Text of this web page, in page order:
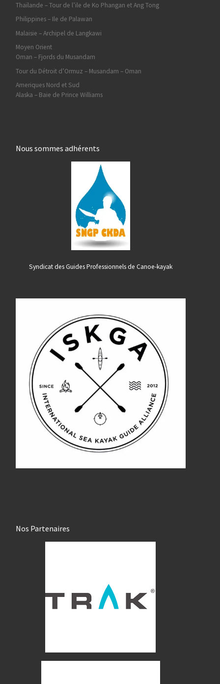
Thaïlande – Tour de l’ile de Ko Phangan et Ang Tong
Philippines – Ile de Palawan
Malaisie – Archipel de Langkawi
Moyen Orient
Oman – Fjords du Musandam
Tour du Détroit d’Ormuz – Musandam – Oman
Ameriques Nord et Sud
Alaska – Baie de Prince Williams
Nous sommes adhérents
Syndicat des Guides Professionnels de Canoe-kayak
Nos Partenaires